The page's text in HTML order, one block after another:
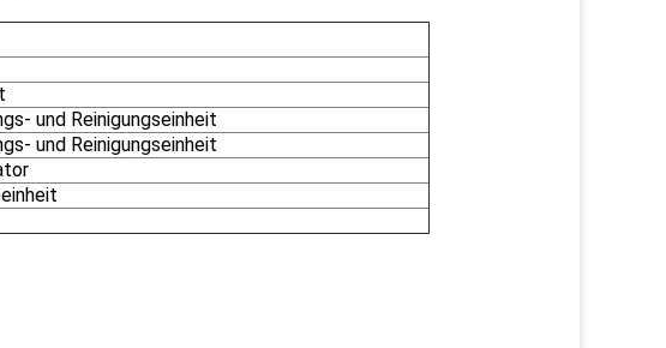
und Reinigungseinheit
und Reinigungseinheit